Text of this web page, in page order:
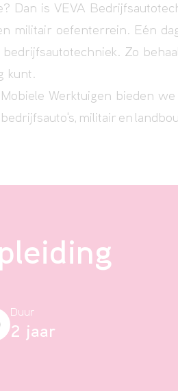
Dan is VEVA
militair oefenterrein. Eén
Zo
kunt.
Werktuigen bieden
bedrijfsauto's, militair en
Duur
2 jaar